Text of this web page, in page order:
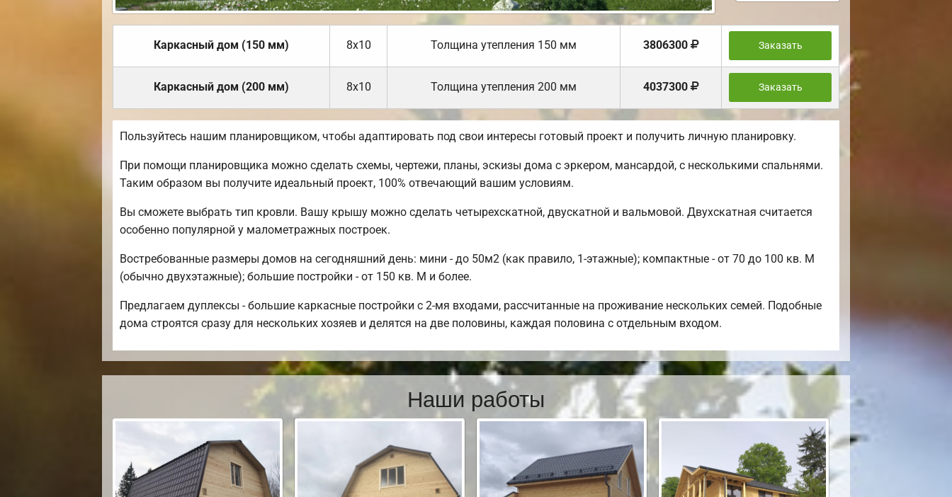
Каркасный дом (150 мм) 8х10 Толщина утепления 150 мм 3806300 Заказать
Каркасный дом (200 мм) 8х10 Толщина утепления 200 мм 4037300 Заказать
Пользуйтесь нашим планировщиком, чтобы адаптировать под свои интересы готовый проект и получить личную планировку.
При помощи планировщика можно сделать схемы, чертежи, планы, эскизы дома с эркером, мансардой, с несколькими спальнями.
Таким образом вы получите идеальный проект, 100% отвечающий вашим условиям.
Вы сможете выбрать тип кровли. Вашу крышу можно сделать четырехскатной, двускатной и вальмовой. Двухскатная считается
особенно популярной у малометражных построек.
Востребованные размеры домов на сегодняшний день: мини - до 50м2 (как правило, 1-этажные); компактные - от 70 до 100 кв. М
(обычно двухэтажные); большие постройки - от 150 кв. М и более.
Предлагаем дуплексы - большие каркасные постройки с 2-мя входами, рассчитанные на проживание нескольких семей. Подобные
дома строятся сразу для нескольких хозяев и делятся на две половины, каждая половина с отдельным входом.
Наши работы